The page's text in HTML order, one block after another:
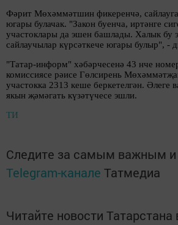
Фәрит Мөхәммәтшин фикеренчә,
югары булачак. "Закон буенча, иртәнге
участоклары да эшен башлады. Халык бу
сайлаучылар күрсәткече югары булыр", -
"Татар-информ" хәбәрчесенә 43 нче
комиссиясе рәисе Гөлсирень
участокка 2313 кеше беркетелгән. Әлеге
якын җәмәгать күзәтүчесе эшли.
ТИ
Следите за самым важным
Telegram-канале Татмедиа
Читайте новости Татарстана